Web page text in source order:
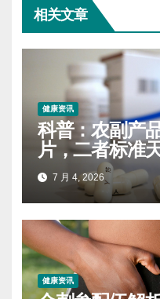
相关文章
健康资讯
科普：农副产
片，二者标准
7 月 4, 2026
健康资讯